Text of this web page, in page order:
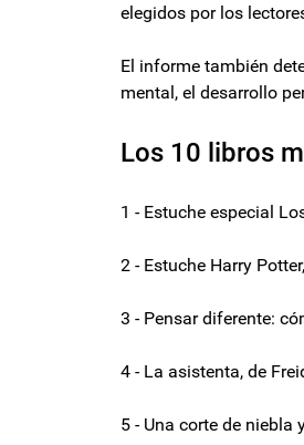
elegidos por los
El informe también
mental, el desarrollo
Los 10 libros
1 - Estuche especial
2 - Estuche Harry
3 - Pensar diferente:
4 - La asistenta, de
5 - Una corte de niebla